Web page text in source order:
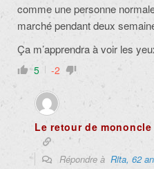
comme une personne
marché pendant deux
Ça m’apprendra à voir les
5 -2
Le retour de
Répondre à Rita, 62